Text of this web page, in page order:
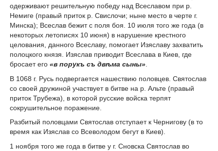
одерживают решительную победу над Всеславом при р.
Немиге (правый приток р. Свислочи; ныне место в черте г.
Минска); Всеслав бежит с поля боя. 10 июля того же года (в
некоторых летописях 10 июня) в нарушение крестного
целования, данного Всеславу, помогает Изяславу захватить
полоцкого князя. Изяслав приводит Всеслава в Киев, где
бросает его «в порукъ съ двѣма сыны»
В 1068 г. Русь подвергается нашествию половцев. Святослав
со своей дружиной участвует в битве на р. Альте (правый
приток Трубежа), в которой русские войска терпят
сокрушительное поражение.
Разбитый половцами Святослав отступает к Чернигову (в то
время как Изяслав со Всеволодом бегут в Киев).
1 ноября того же года в битве у г. Сновска Святослав во